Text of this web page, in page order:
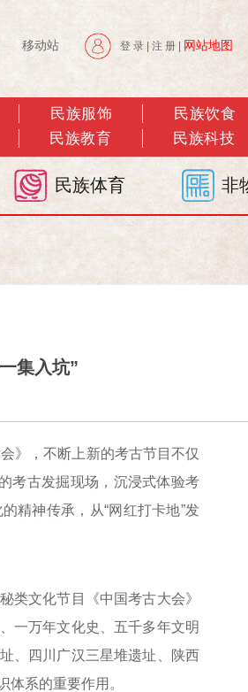
移动站 登 录 注 册 网站地图
民族服饰 民族饮食
民族教育 民族科技
民族体育 非
集入坑”
》，不断上新的考古节目不仅
考古发掘现场，沉浸式体验考
精神传承，从“网红打卡地”发
文化节目《中国考古大会》
一万年文化史、五千多年文明
、四川广汉三星堆遗址、陕西
系的重要作用。